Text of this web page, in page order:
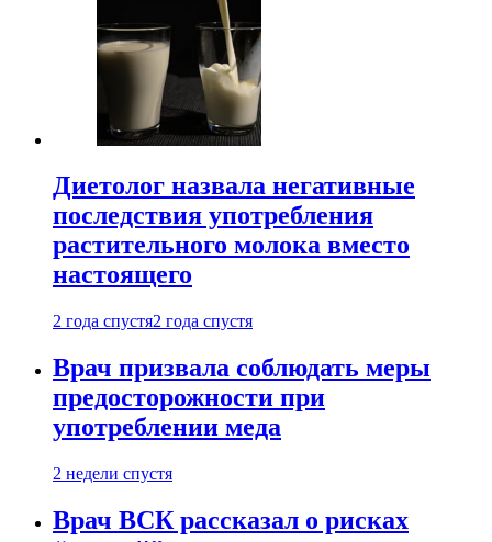
Диетолог назвала негативные
последствия употребления
растительного молока вместо
настоящего
2 года спустя2 года спустя
Врач призвала соблюдать меры
предосторожности при
употреблении меда
2 недели спустя
Врач ВСК рассказал о рисках